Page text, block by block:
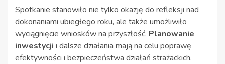
Spotkanie stanowiło nie tylko okazję do refleksji nad
dokonaniami ubiegłego roku, ale także umożliwiło
wyciągnięcie wniosków na przyszłość. Planowanie
inwestycji i dalsze działania mają na celu poprawę
efektywności i bezpieczeństwa działań strażackich.